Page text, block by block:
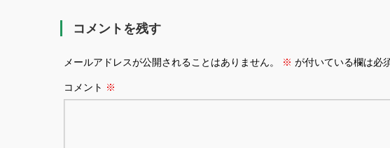
コメントを残す
メールアドレスが公開されることはありません。 ※ が付いている欄は必
コメント ※